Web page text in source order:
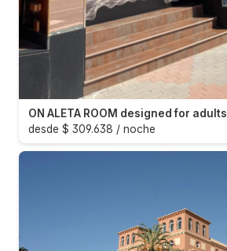
ON ALETA ROOM designed for adults
desde $ 309.638 / noche